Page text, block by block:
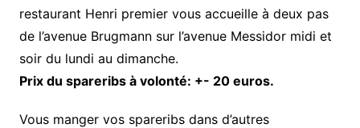
restaurant Henri premier vous accueille à deux pas
de l’avenue Brugmann sur l’avenue Messidor midi et
soir du lundi au dimanche.
Prix du spareribs à volonté: +- 20 euros.
Vous manger vos spareribs dans d’autres